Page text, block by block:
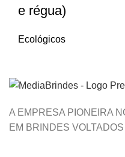
e régua)
Ecológicos
A EMPRESA PIONEIRA
EM BRINDES